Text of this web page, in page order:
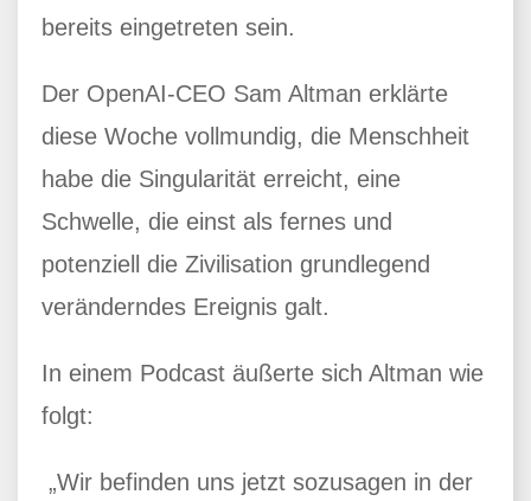
bereits eingetreten sein.
Der OpenAI-CEO Sam Altman erklärte
diese Woche vollmundig, die Menschheit
habe die Singularität erreicht, eine
Schwelle, die einst als fernes und
potenziell die Zivilisation grundlegend
veränderndes Ereignis galt.
In einem Podcast äußerte sich Altman wie
folgt:
„Wir befinden uns jetzt sozusagen in der